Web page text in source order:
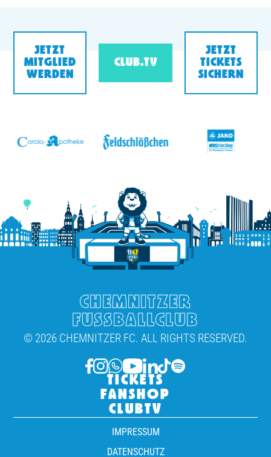
JETZT
MITGLIED
WERDEN
CLUB.TV
JETZT
TICKETS
SICHERN
CHEMNITZER
FUSSBALLCLUB
© 2026 CHEMNITZER FC. ALL RIGHTS RESERVED.
TICKETS
FANSHOP
CLUBTV
IMPRESSUM
DATENSCHUTZ